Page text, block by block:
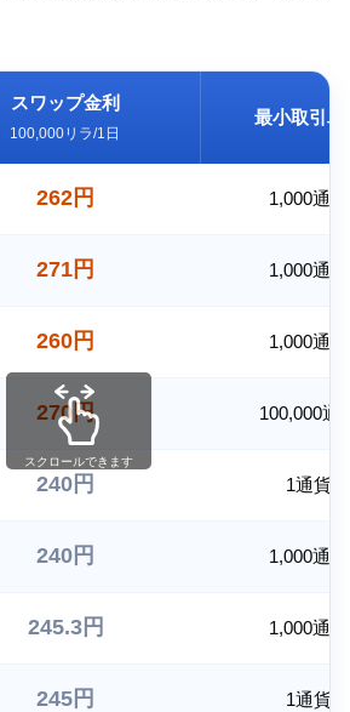
スワップ金利
100,000リラ/1日
最小取引単
262円 1,000通貨
271円 1,000通貨
260円 1,000通貨
270円 100,000通
240円 1通貨
240円 1,000通貨
245.3円 1,000通貨
245円 1通貨
スクロールできます